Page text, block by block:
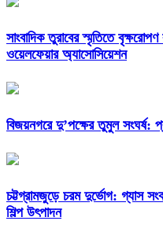
সাংবাদিক তুরাবের স্মৃতিতে
ওয়েলফেয়ার অ্যাসোসিয়েশন
বিজয়নগরে দু’পক্ষের তুমুল
চট্টগ্রামজুড়ে চরম দুর্ভোগ: গ্যাস
শিল্প উৎপাদন